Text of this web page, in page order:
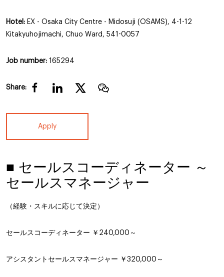
Hotel: EX - Osaka City Centre - Midosuji (OSAMS), 4-1-12
Kitakyuhojimachi, Chuo Ward, 541-0057
Job number: 165294
Share:
Apply
■ セールスコーディネーター ～
セールスマネージャー
（経験・スキルに応じて決定）
セールスコーディネーター ￥240,000～
アシスタントセールスマネージャー ￥320,000～